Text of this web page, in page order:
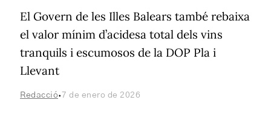
El Govern de les Illes Balears també rebaixa
el valor mínim d’acidesa total dels vins
tranquils i escumosos de la DOP Pla i
Llevant
Redacció· 7 de enero de 2026